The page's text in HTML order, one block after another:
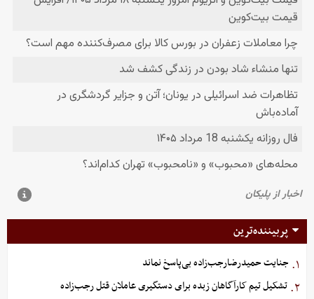
پربیننده‌ترین
۱. جنایت حمیدرضارجب‌زاده بی‌پاسخ نماند
۲. تشکیل تیم کارآگاهان زبده برای دستگیری عاملان قتل رجب‌زاده